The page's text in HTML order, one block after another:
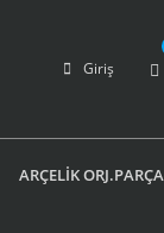
Giriş
ARÇELİK ORJ.PARÇA